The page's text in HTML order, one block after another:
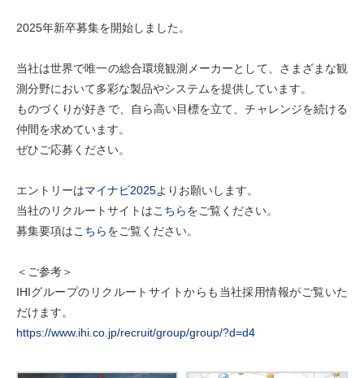
2025年新卒募集を開始しました。
当社は世界で唯一の総合環境観測メーカーとして、さまざまな観
測分野において多彩な製品やシステムを提供しています。
ものづくりが好きで、自ら高い目標を立て、チャレンジを続ける
仲間を求めています。
ぜひご応募ください。
エントリーはマイナビ2025よりお願いします。
当社のリクルートサイトはこちらをご覧ください。
募集要項はこちらをご覧ください。
＜ご参考＞
IHIグループのリクルートサイトからも当社採用情報がご覧いた
だけます。
https://www.ihi.co.jp/recruit/group/group/?d=d4